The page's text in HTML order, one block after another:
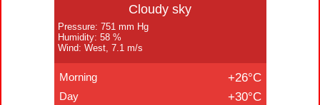
Cloudy sky
Pressure: 751 mm Hg
Humidity: 58 %
Wind: West, 7.1 m/s
Morning +26°C
Day +30°C